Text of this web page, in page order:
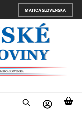
MATICA SLOVENSKÁ